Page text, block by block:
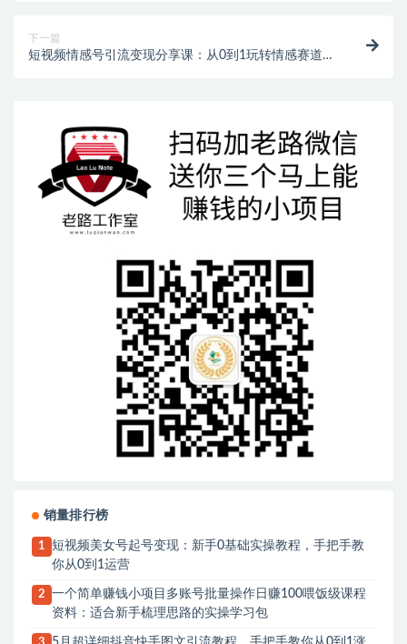
下一篇
短视频情感号引流变现分享课：从0到1玩转情感赛道，
销量排行榜
1
短视频美女号起号变现：新手0基础实操教程，手把手教
你从0到1运营
2
一个简单赚钱小项目多账号批量操作日赚100喂饭级课程
资料：适合新手梳理思路的实操学习包